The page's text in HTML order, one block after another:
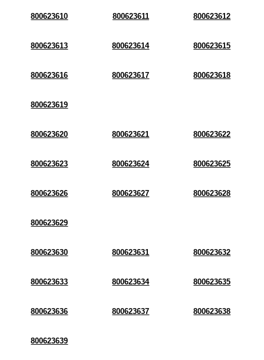
800623610 800623611 800623612
800623613 800623614 800623615
800623616 800623617 800623618
800623619
800623620 800623621 800623622
800623623 800623624 800623625
800623626 800623627 800623628
800623629
800623630 800623631 800623632
800623633 800623634 800623635
800623636 800623637 800623638
800623639